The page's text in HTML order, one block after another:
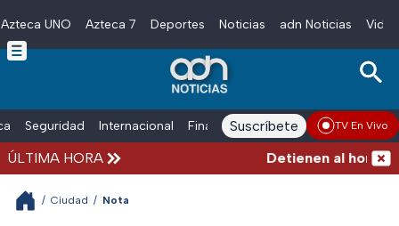
Skip to main content
Azteca UNO Azteca 7 Deportes Noticias adn Noticias
Seguridad Internacional Finanzas adn Noticias Radio
Suscríbete TV En Vivo
ÚLTIMA HORA Detienen al hombre
/ Ciudad / Nota